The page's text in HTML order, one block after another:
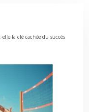
la clé cachée du succès